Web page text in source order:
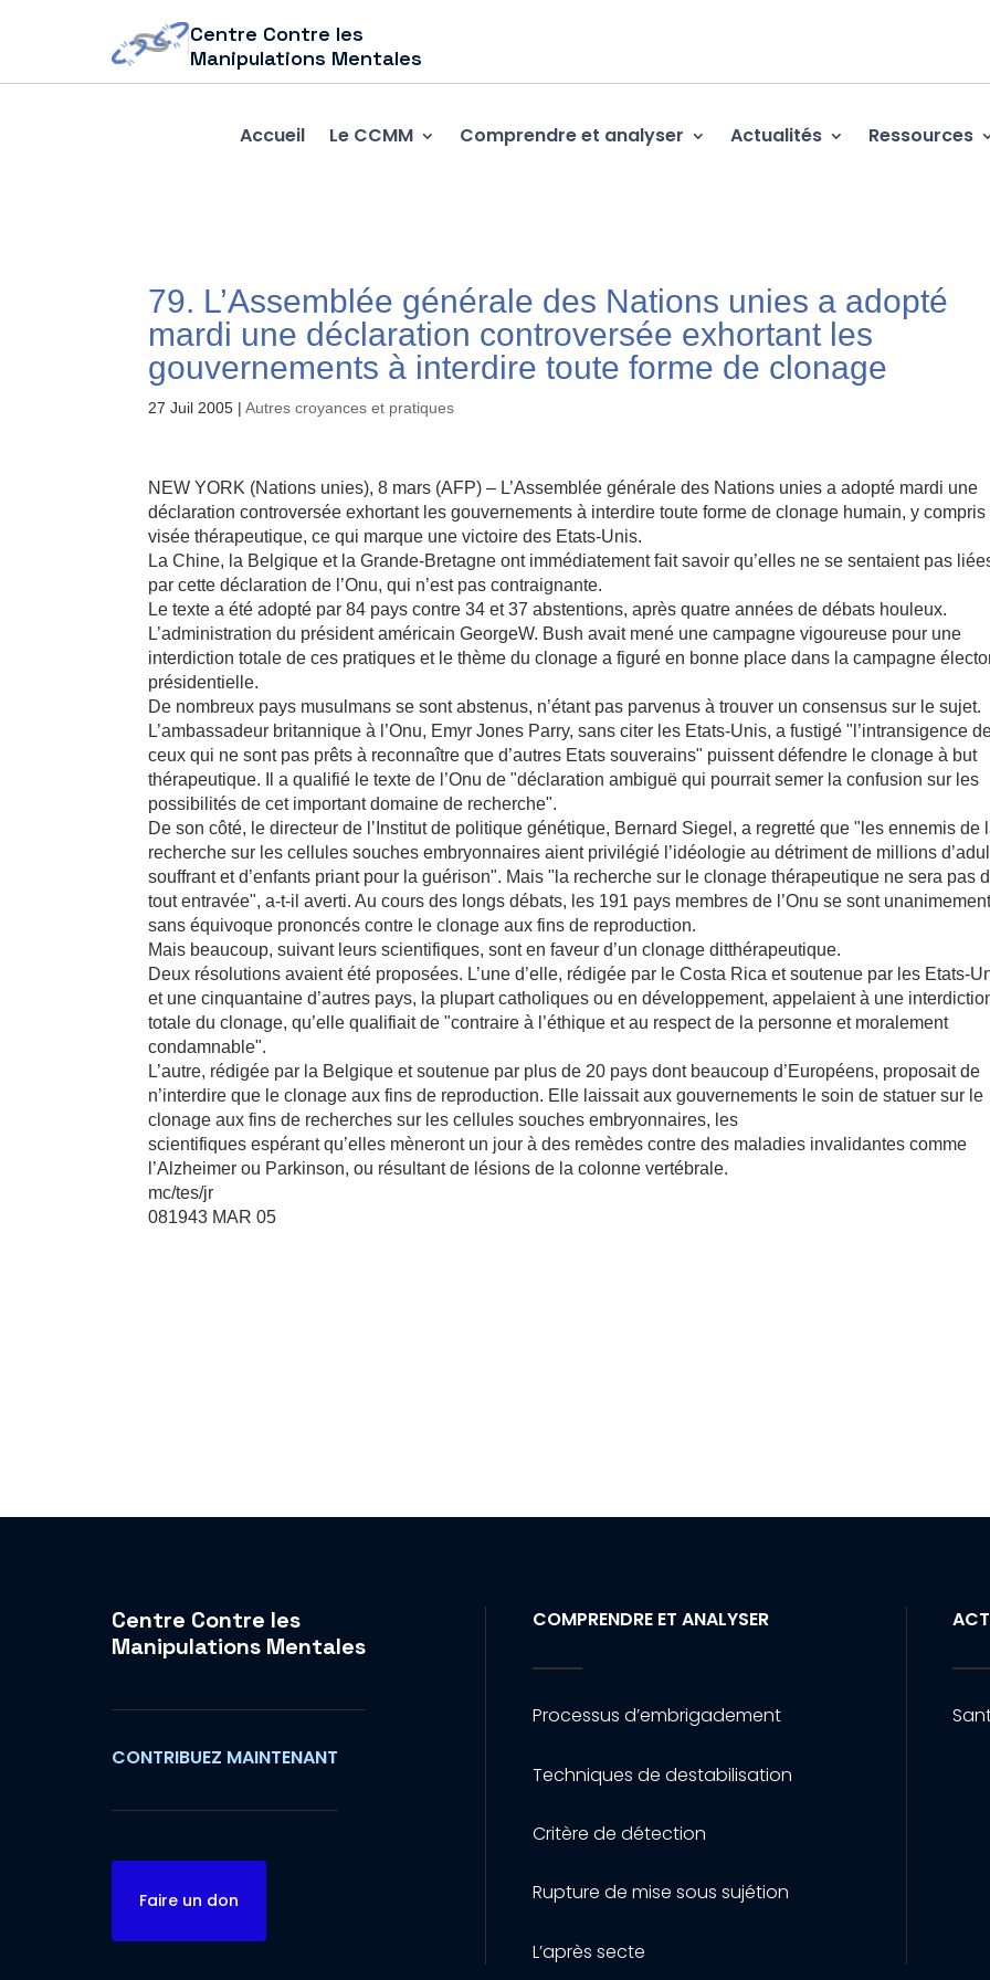
Centre Contre les
Manipulations Mentales
Accueil Le CCMM Comprendre et analyser Actualités Ressources
79. L’Assemblée générale des Nations unies a adopté
mardi une déclaration controversée exhortant les
gouvernements à interdire toute forme de clonage
27 Juil 2005 |Autres croyances et pratiques
NEW YORK (Nations unies), 8 mars (AFP) – L’Assemblée générale des Nations unies a adopté mardi une
déclaration controversée exhortant les gouvernements à interdire toute forme de clonage humain, y compris
visée thérapeutique, ce qui marque une victoire des Etats-Unis.
La Chine, la Belgique et la Grande-Bretagne ont immédiatement fait savoir qu’elles ne se sentaient pas
par cette déclaration de l’Onu, qui n’est pas contraignante.
Le texte a été adopté par 84 pays contre 34 et 37 abstentions, après quatre années de débats houleux.
L’administration du président américain GeorgeW. Bush avait mené une campagne vigoureuse pour une
interdiction totale de ces pratiques et le thème du clonage a figuré en bonne place dans la campagne
présidentielle.
De nombreux pays musulmans se sont abstenus, n’étant pas parvenus à trouver un consensus sur le sujet.
L’ambassadeur britannique à l’Onu, Emyr Jones Parry, sans citer les Etats-Unis, a fustigé "l’intransigence
ceux qui ne sont pas prêts à reconnaître que d’autres Etats souverains" puissent défendre le clonage à but
thérapeutique. Il a qualifié le texte de l’Onu de "déclaration ambiguë qui pourrait semer la confusion sur les
possibilités de cet important domaine de recherche".
De son côté, le directeur de l’Institut de politique génétique, Bernard Siegel, a regretté que "les ennemis de
recherche sur les cellules souches embryonnaires aient privilégié l’idéologie au détriment de millions
souffrant et d’enfants priant pour la guérison". Mais "la recherche sur le clonage thérapeutique ne sera pas
tout entravée", a-t-il averti. Au cours des longs débats, les 191 pays membres de l’Onu se sont
sans équivoque prononcés contre le clonage aux fins de reproduction.
Mais beaucoup, suivant leurs scientifiques, sont en faveur d’un clonage ditthérapeutique.
Deux résolutions avaient été proposées. L’une d’elle, rédigée par le Costa Rica et soutenue par les Etats-
et une cinquantaine d’autres pays, la plupart catholiques ou en développement, appelaient à une
totale du clonage, qu’elle qualifiait de "contraire à l’éthique et au respect de la personne et moralement
condamnable".
L’autre, rédigée par la Belgique et soutenue par plus de 20 pays dont beaucoup d’Européens, proposait de
n’interdire que le clonage aux fins de reproduction. Elle laissait aux gouvernements le soin de statuer sur le
clonage aux fins de recherches sur les cellules souches embryonnaires, les
scientifiques espérant qu’elles mèneront un jour à des remèdes contre des maladies invalidantes comme
l’Alzheimer ou Parkinson, ou résultant de lésions de la colonne vertébrale.
mc/tes/jr
081943 MAR 05
Centre Contre les
Manipulations Mentales
CONTRIBUEZ MAINTENANT
Faire un don
COMPRENDRE ET ANALYSER
Processus d’embrigadement
Techniques de destabilisation
Critère de détection
Rupture de mise sous sujétion
L’après secte